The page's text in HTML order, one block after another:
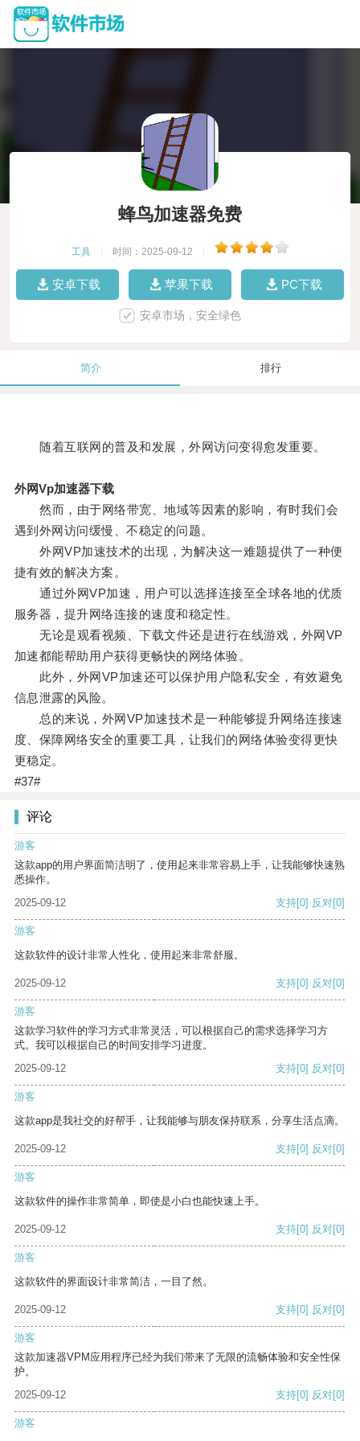
蜂鸟加速器免费
工具 时间：2025-09-12
安卓下载 苹果下载 PC下载
安卓市场，安全绿色
简介 排行
随着互联网的普及和发展，外网访问变得愈发重要。
外网Vp加速器下载
然而，由于网络带宽、地域等因素的影响，有时我们会
遇到外网访问缓慢、不稳定的问题。
外网VP加速技术的出现，为解决这一难题提供了一种便
捷有效的解决方案。
通过外网VP加速，用户可以选择连接至全球各地的优质
服务器，提升网络连接的速度和稳定性。
无论是观看视频、下载文件还是进行在线游戏，外网VP
加速都能帮助用户获得更畅快的网络体验。
此外，外网VP加速还可以保护用户隐私安全，有效避免
信息泄露的风险。
总的来说，外网VP加速技术是一种能够提升网络连接速
度、保障网络安全的重要工具，让我们的网络体验变得更快
更稳定。
#37#
评论
游客
这款app的用户界面简洁明了，使用起来非常容易上手，让我能够快速熟
悉操作。
2025-09-12
支持[0] 反对[0]
游客
这款软件的设计非常人性化，使用起来非常舒服。
2025-09-12 支持[0] 反对[0]
游客
这款学习软件的学习方式非常灵活，可以根据自己的需求选择学习方
式。我可以根据自己的时间安排学习进度。
2025-09-12
支持[0] 反对[0]
游客
这款app是我社交的好帮手，让我能够与朋友保持联系，分享生活点滴。
2025-09-12 支持[0] 反对[0]
游客
这款软件的操作非常简单，即使是小白也能快速上手。
2025-09-12 支持[0] 反对[0]
游客
这款软件的界面设计非常简洁，一目了然。
2025-09-12 支持[0] 反对[0]
游客
这款加速器VPM应用程序已经为我们带来了无限的流畅体验和安全性保
护。
2025-09-12
支持[0] 反对[0]
游客